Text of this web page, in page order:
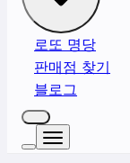
로또 명당
판매점 찾기
블로그